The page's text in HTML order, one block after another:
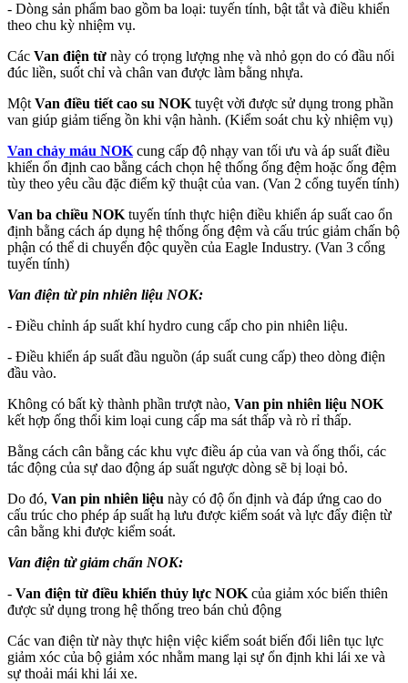
- Dòng sản phẩm bao gồm ba loại: tuyến tính, bật tắt và điều khiển
theo chu kỳ nhiệm vụ.
Các Van điện từ này có trọng lượng nhẹ và nhỏ gọn do có đầu nối
đúc liền, suốt chỉ và chân van được làm bằng nhựa.
Một Van điều tiết cao su NOK tuyệt vời được sử dụng trong phần
van giúp giảm tiếng ồn khi vận hành. (Kiểm soát chu kỳ nhiệm vụ)
Van chảy máu NOK cung cấp độ nhạy van tối ưu và áp suất điều
khiển ổn định cao bằng cách chọn hệ thống ống đệm hoặc ống đệm
tùy theo yêu cầu đặc điểm kỹ thuật của van. (Van 2 cổng tuyến tính)
Van ba chiều NOK tuyến tính thực hiện điều khiển áp suất cao ổn
định bằng cách áp dụng hệ thống ống đệm và cấu trúc giảm chấn bộ
phận có thể di chuyển độc quyền của Eagle Industry. (Van 3 cổng
tuyến tính)
Van điện từ pin nhiên liệu NOK:
- Điều chỉnh áp suất khí hydro cung cấp cho pin nhiên liệu.
- Điều khiển áp suất đầu nguồn (áp suất cung cấp) theo dòng điện
đầu vào.
Không có bất kỳ thành phần trượt nào, Van pin nhiên liệu NOK
kết hợp ống thổi kim loại cung cấp ma sát thấp và rò rỉ thấp.
Bằng cách cân bằng các khu vực điều áp của van và ống thổi, các
tác động của sự dao động áp suất ngược dòng sẽ bị loại bỏ.
Do đó, Van pin nhiên liệu này có độ ổn định và đáp ứng cao do
cấu trúc cho phép áp suất hạ lưu được kiểm soát và lực đẩy điện từ
cân bằng khi được kiểm soát.
Van điện từ giảm chấn NOK:
- Van điện từ điều khiển thủy lực NOK của giảm xóc biến thiên
được sử dụng trong hệ thống treo bán chủ động
Các van điện từ này thực hiện việc kiểm soát biến đổi liên tục lực
giảm xóc của bộ giảm xóc nhằm mang lại sự ổn định khi lái xe và
sự thoải mái khi lái xe.